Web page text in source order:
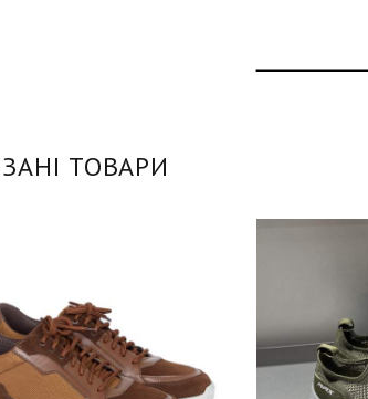
ТОВАРИ